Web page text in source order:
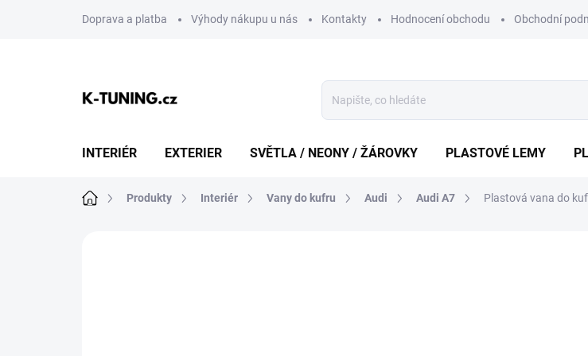
Doprava a platba Výhody nákupu u nás Kontakty Hodnocení obchodu Obchodní
INTERIÉR EXTERIER SVĚTLA / NEONY / ŽÁROVKY PLASTOVÉ LEMY
Domů Produkty Interiér Vany do kufru Audi Audi A7 Plastová vana do